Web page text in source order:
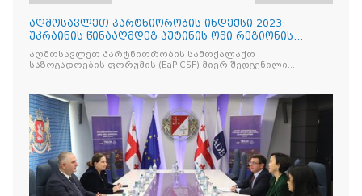
აღმოსავლეთ პარტნიორობის ინდექსი 2023:
უკრაინის წინააღმდეგ პუტინის ომი რეგიონის
ევროკავშირთან ინტეგრაციის კატალიზატორია
აღმოსავლეთ პარტნიორობის სამოქალაქო
საზოგადოების ფორუმის (EaP CSF) მიერ შედგენილი